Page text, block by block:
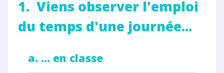
1. Viens observer l'emploi
du temps d'une journée...
a. ... en classe